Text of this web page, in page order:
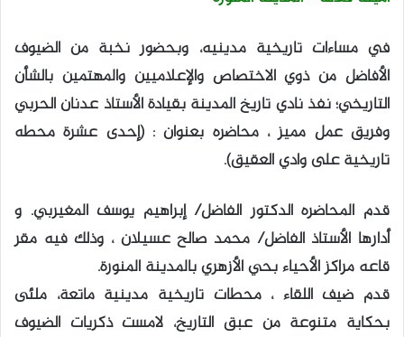
في مساءات تاريخية مدينيه، وبحضور نخبة من الضيوف
الأفاضل من ذوي الاختصاص والإعلاميين والمهتمين بالشأن
التاريخي؛ نفذ نادي تاريخ المدينة بقيادة الأستاذ عدنان الحربي
وفريق عمل مميز ، محاضره بعنوان : (إحدى عشرة محطه
تاريخية على وادي العقيق).
قدم المحاضره الدكتور الفاضل/ إبراهيم يوسف المغيربي. و
أدارها الأستاذ الفاضل/ محمد صالح عسيلان ، وذلك فيه مقر
قاعه مراكز الأحياء بحي الأزهري بالمدينة المنورة.
قدم ضيف اللقاء ، محطات تاريخية مدينية ماتعة، ملئى
بحكاية متنوعة من عبق التاريخ، لامست ذكريات الضيوف